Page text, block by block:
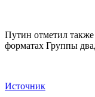
Путин отметил
форматах Группы
Источник